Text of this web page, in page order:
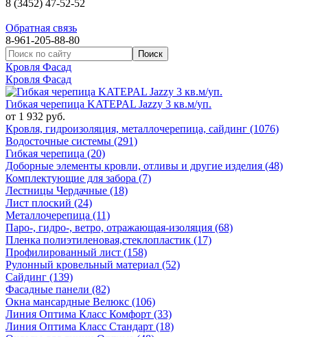
8 (3452) 47-52-52
Обратная связь
8-961-205-88-80
Кровля Фасад
Кровля Фасад
Гибкая черепица KATEPAL Jazzy 3 кв.м/уп.
от 1 932 руб.
Кровля, гидроизоляция, металлочерепица, сайдинг (1076)
Водосточные системы (291)
Гибкая черепица (20)
Доборные элементы кровли, отливы и другие изделия (48)
Комплектующие для забора (7)
Лестницы Чердачные (18)
Лист плоский (24)
Металлочерепица (11)
Паро-, гидро-, ветро, отражающая-изоляция (68)
Пленка полиэтиленовая,стеклопластик (17)
Профилированный лист (158)
Рулонный кровельный материал (52)
Сайдинг (139)
Фасадные панели (82)
Окна мансардные Велюкс (106)
Линия Оптима Класс Комфорт (33)
Линия Оптима Класс Стандарт (18)